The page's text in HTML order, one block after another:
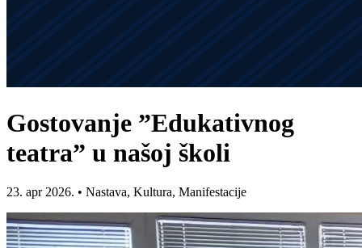
Gostovanje ”Edukativnog
teatra” u našoj školi
23. apr 2026. • Nastava, Kultura, Manifestacije